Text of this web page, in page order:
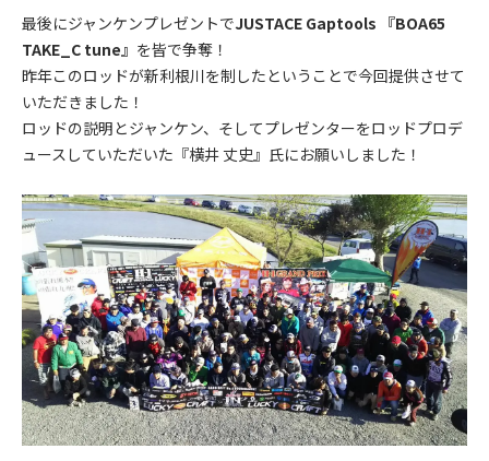
最後にジャンケンプレゼントでJUSTACE Gaptools 『BOA65
TAKE_C tune』 を皆で争奪！
昨年このロッドが新利根川を制したということで今回提供させて
いただきました！
ロッドの説明とジャンケン、そしてプレゼンターをロッドプロデ
ュースしていただいた『横井 丈史』氏にお願いしました！